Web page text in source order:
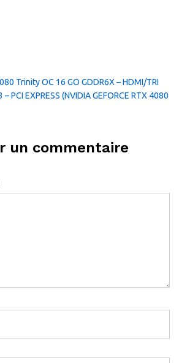
Trinity OC 16 GO GDDR6X – HDMI/TRI
– PCI EXPRESS (NVIDIA GEFORCE RTX 4080
un commentaire